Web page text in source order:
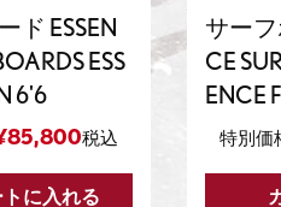
ド ESSEN
ESS
6'6
85,800税込
トに入れる
サーフ
CE
ENCE
特別価